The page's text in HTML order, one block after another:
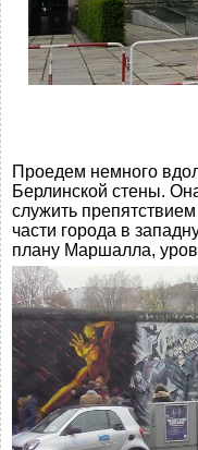
Проедем немного
Берлинской стены.
служить
части города в
плану Маршалла,